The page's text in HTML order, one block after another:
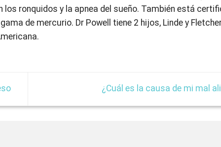
los ronquidos y la apnea del sueño. También está
de mercurio. Dr Powell tiene 2 hijos, Linde y
¿Cuál es la causa de mi mal